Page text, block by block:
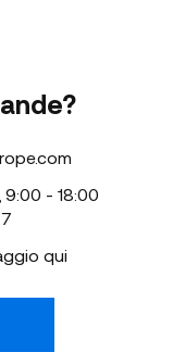
9:00 - 18:00
qui